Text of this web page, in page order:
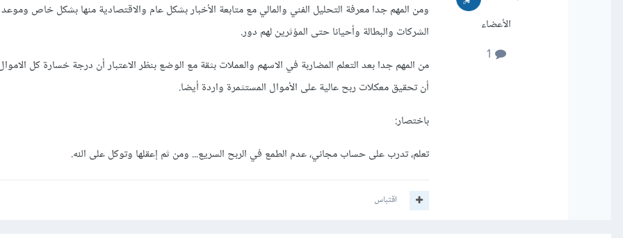
الأعضاء
ومن المهم جدا معرفة التحليل الفني والمالي مع متابعة الأخبار بشكل عام والاقتصادية منها بشكل خاص وموعد
الشركات والبطالة وأحيانا حتى المؤثرين لهم دور.
من المهم جدا بعد التعلم المضاربة في الاسهم والعملات بثقة مع الوضع بنظر الاعتبار أن درجة خسارة كل
أن تحقيق معكلات ربح عالية على الأموال المستثمرة واردة أيضا.
باختصار:
تعلم، تدرب على حساب مجاني، عدم الطمع في الربح السريع... ومن ثم إعقلها وتوكل على الله.
اقتباس